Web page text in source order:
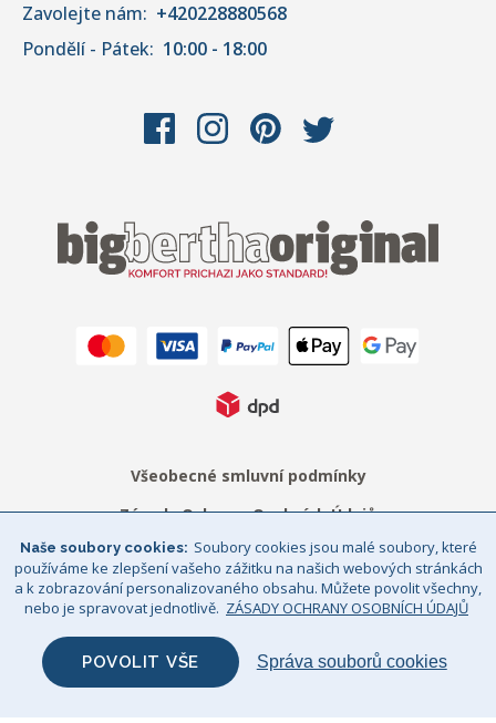
Zavolejte nám: +420228880568
Pondělí - Pátek: 10:00 - 18:00
Všeobecné smluvní podmínky
Zásady Ochrany Osobních Údajů
Právní upozornění
Sitemap
© Big Bertha Original 2026
GHS Retail Ltd / Registrace k DPH: CZ 685352911
Naše soubory cookies
Soubory cookies jsou malé soubory, které
používáme ke zlepšení vašeho zážitku na našich webových stránkách
a k zobrazování personalizovaného obsahu. Můžete povolit všechny,
nebo je spravovat jednotlivě. ZÁSADY OCHRANY OSOBNÍCH ÚDAJŮ
POVOLIT VŠE Správa souborů cookies